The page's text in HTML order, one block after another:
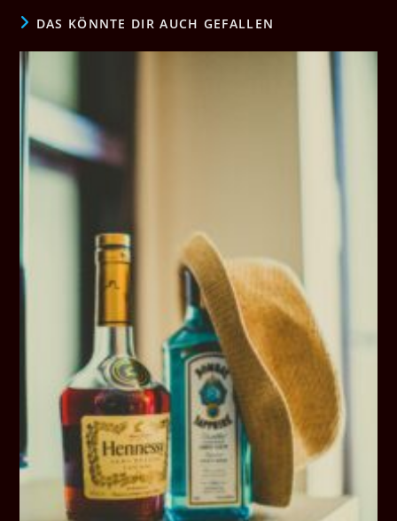
DAS KÖNNTE DIR AUCH GEFALLEN